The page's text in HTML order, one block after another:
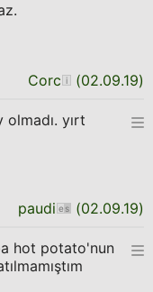
Corc (02.09.19)
olmadı. yırt
paudi (02.09.19)
hot potato'nun